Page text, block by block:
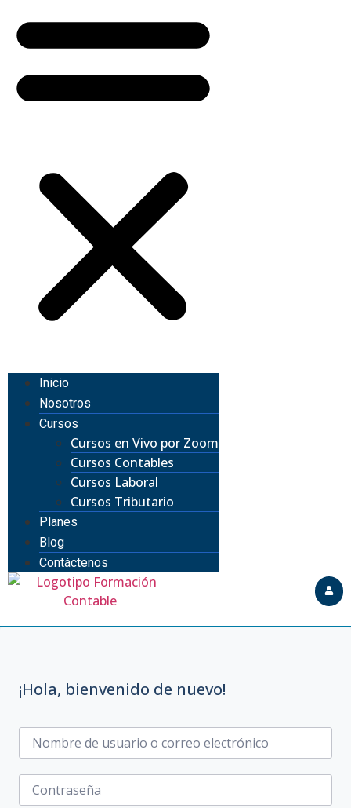
Inicio
Nosotros
Cursos
Cursos en Vivo por Zoom
Cursos Contables
Cursos Laboral
Cursos Tributario
Planes
Blog
Contáctenos
¡Hola, bienvenido de nuevo!